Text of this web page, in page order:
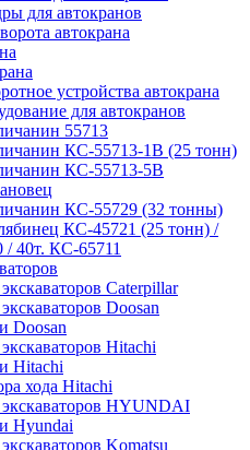
для автокранов
автокрана
устройства автокрана
для автокранов
55713
КС-55713-1В (25 тонн)
КС-55713-5В
КС-55729 (32 тонны)
КС-45721 (25 тонн) /
40т. КС-65711
Caterpillar
Doosan
Doosan
Hitachi
Hitachi
хода Hitachi
экскаваторов HYUNDAI
Hyundai
Komatsu